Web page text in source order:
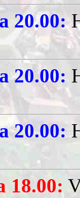
20.00:
20.00:
20.00:
18.00: